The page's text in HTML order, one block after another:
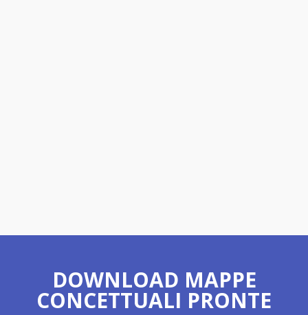
DOWNLOAD MAPPE
CONCETTUALI PRONTE